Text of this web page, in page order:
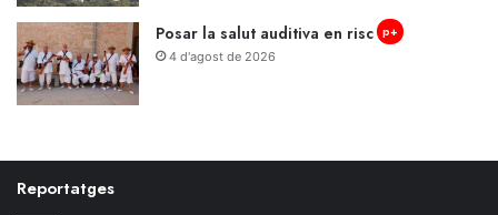
Posar la salut auditiva en risc p+
4 d'agost de 2026
Reportatges